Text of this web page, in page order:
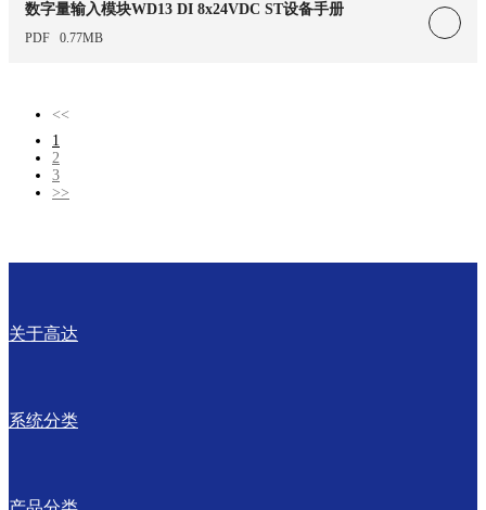
数字量输入模块WD13 DI 8x24VDC ST设备手册
PDF 0.77MB
<<
1
2
3
>>
关于高达
系统分类